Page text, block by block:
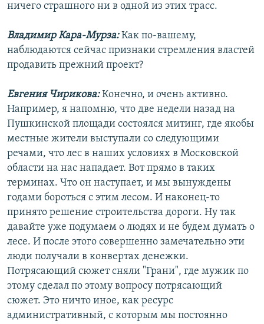
ничего страшного ни в одной из этих трасс.
Владимир Кара-Мурза:Как по-вашему,
наблюдаются сейчас признаки стремления властей
продавить прежний проект?
Евгения Чирикова:Конечно, и очень активно.
Например, я напомню, что две недели назад на
Пушкинской площади состоялся митинг, где якобы
местные жители выступали со следующими
речами, что лес в наших условиях в Московской
области на нас нападает. Вот прямо в таких
терминах. Что он наступает, и мы вынуждены
годами бороться с этим лесом. И наконец-то
принято решение строительства дороги. Ну так
давайте уже подумаем о людях и не будем думать о
лесе. И после этого совершенно замечательно эти
люди получали в конвертах денежки.
Потрясающий сюжет сняли "Грани", где мужик по
этому сделал по этому вопросу потрясающий
сюжет. Это ничто иное, как ресурс
административный, с которым мы постоянно